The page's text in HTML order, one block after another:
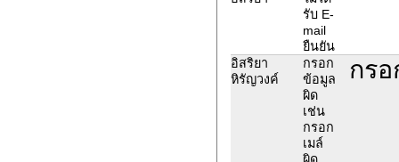
รับ E-
mail
ยืนยัน
อิสริยา
หิรัญวงค์
กรอก
ข้อมูล
ผิด
เช่น
กรอก
เมล์
ผิด
กร